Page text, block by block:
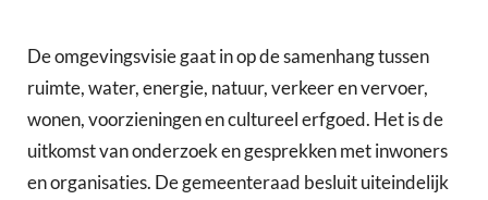
De omgevingsvisie gaat in op de samenhang tussen
ruimte, water, energie, natuur, verkeer en vervoer,
wonen, voorzieningen en cultureel erfgoed. Het is de
uitkomst van onderzoek en gesprekken met inwoners
en organisaties. De gemeenteraad besluit uiteindelijk